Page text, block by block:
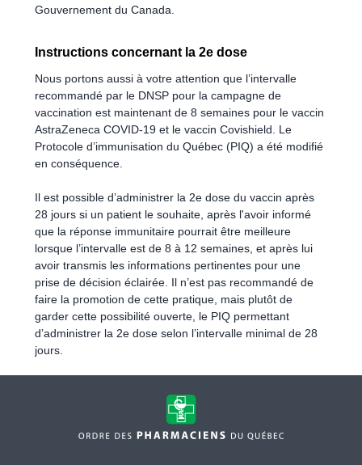
Gouvernement du Canada.
Instructions concernant la 2e dose
Nous portons aussi à votre attention que l’intervalle
recommandé par le DNSP pour la campagne de
vaccination est maintenant de 8 semaines pour le vaccin
AstraZeneca COVID-19 et le vaccin Covishield. Le
Protocole d’immunisation du Québec (PIQ) a été modifié
en conséquence.
Il est possible d’administrer la 2e dose du vaccin après
28 jours si un patient le souhaite, après l'avoir informé
que la réponse immunitaire pourrait être meilleure
lorsque l’intervalle est de 8 à 12 semaines, et après lui
avoir transmis les informations pertinentes pour une
prise de décision éclairée. Il n’est pas recommandé de
faire la promotion de cette pratique, mais plutôt de
garder cette possibilité ouverte, le PIQ permettant
d’administrer la 2e dose selon l’intervalle minimal de 28
jours.